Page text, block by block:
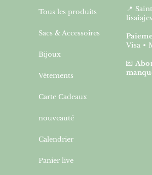
Tous les produits
Sacs & Accessoires
Bijoux
Vêtements
Carte Cadeaux
nouveauté
Calendrier
Panier live
📍
Visa •
💌